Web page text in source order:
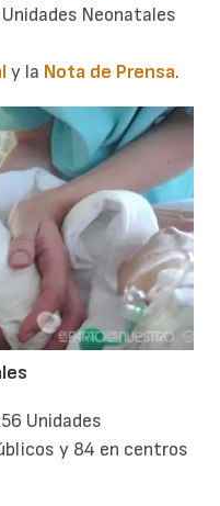
Neonatales
y la Nota de Prensa.
Unidades
y 84 en centros